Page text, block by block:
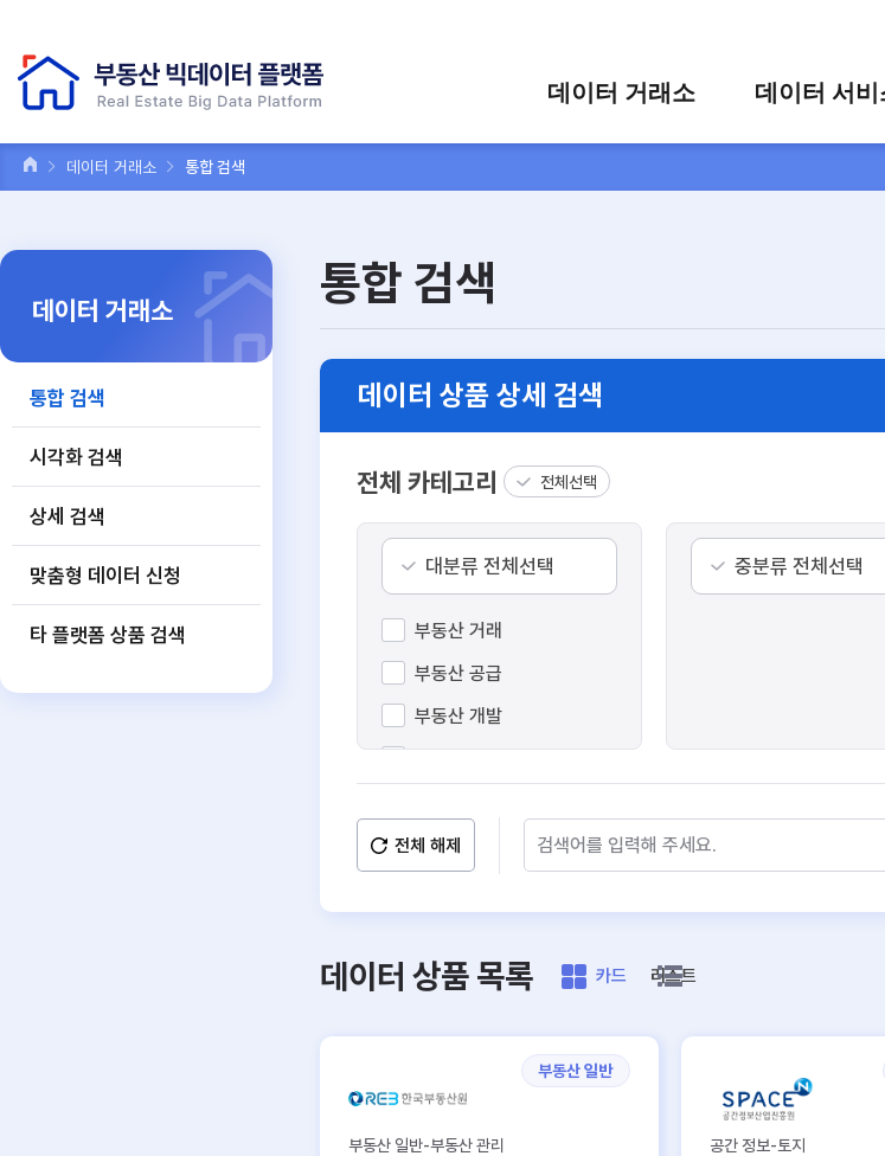
데이터 거래소
타 플랫폼 상품 검색
데이터 서비
데이터 거래소 통합 검색
데이터 거래소
통합 검색
시각화 검색
상세 검색
맞춤형 데이터 신청
타 플랫폼 상품 검색
통합 검색
데이터 상품 상세 검색
전체 카테고리 전체선택
대분류 전체선택
부동산 거래
부동산 공급
부동산 개발
부동산 일반
중분류 전체선택
전체 해제
데이터 상품 목록 카드 리스트
부동산 일반
부동산 일반-부동산 관리 공간 정보-토지